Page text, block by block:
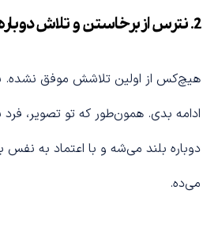
2. نترس از برخاستن و تلاش
هیچ‌کس از اولین تلاشش موفق نشده.
ادامه بدی. همون‌طور که تو تصویر،
دوباره بلند می‌شه و با اعتماد به نفس
می‌ده.